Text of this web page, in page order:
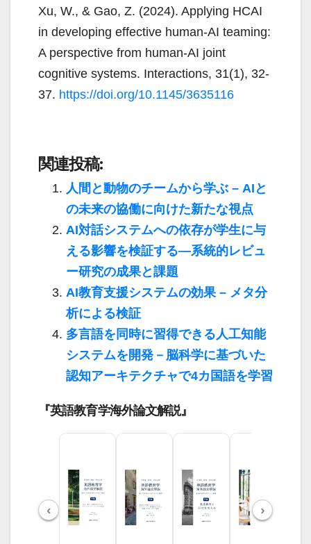
Xu, W., & Gao, Z. (2024). Applying HCAI
in developing effective human-AI teaming:
A perspective from human-AI joint
cognitive systems. Interactions, 31(1), 32-
37. https://doi.org/10.1145/3635116
関連投稿:
人間と動物のチームから学ぶ – AIと
の未来の協働に向けた新たな視点
AI対話システムへの依存が学生に与
える影響を検証する—系統的レビュ
ー研究の成果と課題
AI教育支援システムの効果 – メタ分
析による検証
多言語を同時に習得できる人工知能
システムを開発－脳科学に基づいた
認知アーキテクチャで4カ国語を学習
『英語教育学海外論文解説』
‹ ›